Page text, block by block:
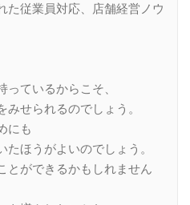
た従業員対応、店舗経営ノウ
ているからこそ、
せられるのでしょう。
にも
ほうがよいのでしょう。
とができるかもしれません